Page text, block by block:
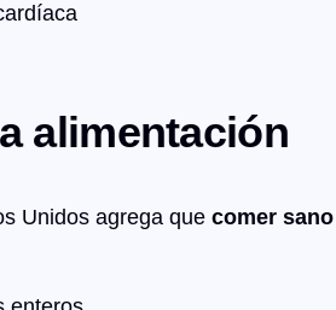
alimentación
Unidos agrega que comer sano